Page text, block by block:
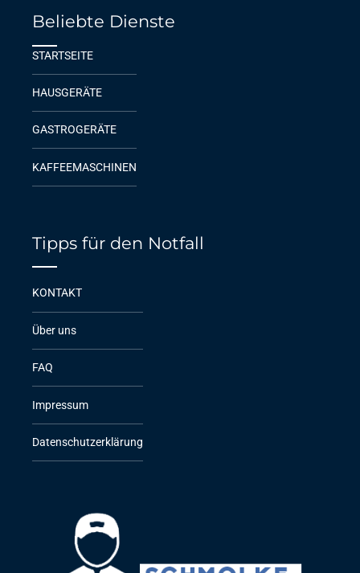
Beliebte Dienste
STARTSEITE
HAUSGERÄTE
GASTROGERÄTE
KAFFEEMASCHINEN
Tipps für den Notfall
KONTAKT
Über uns
FAQ
Impressum
Datenschutzerklärung